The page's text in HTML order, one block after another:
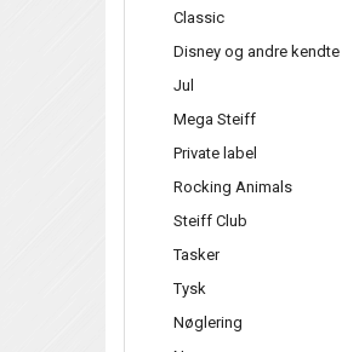
Classic
Disney og andre kendte
Jul
Mega Steiff
Private label
Rocking Animals
Steiff Club
Tasker
Tysk
Nøglering